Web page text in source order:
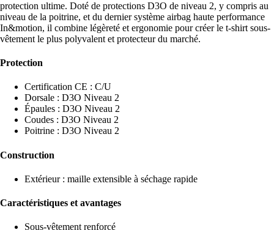
protection ultime. Doté de protections D3O de niveau 2, y compris au
niveau de la poitrine, et du dernier système airbag haute performance
In&motion, il combine légèreté et ergonomie pour créer le t-shirt sous-
vêtement le plus polyvalent et protecteur du marché.
Protection
Certification CE : C/U
Dorsale : D3O Niveau 2
Épaules : D3O Niveau 2
Coudes : D3O Niveau 2
Poitrine : D3O Niveau 2
Construction
Extérieur : maille extensible à séchage rapide
Caractéristiques et avantages
Sous-vêtement renforcé